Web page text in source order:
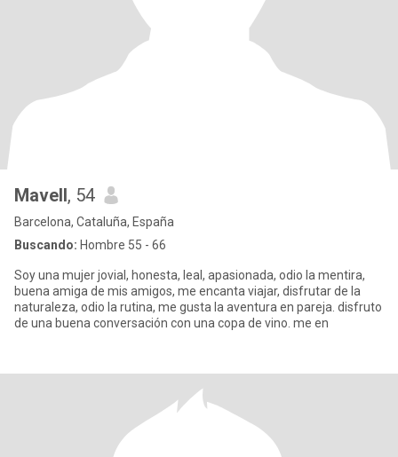
Mavell, 54
Barcelona, Cataluña, España
Buscando: Hombre 55 - 66
Soy una mujer jovial, honesta, leal, apasionada, odio la mentira,
buena amiga de mis amigos, me encanta viajar, disfrutar de la
naturaleza, odio la rutina, me gusta la aventura en pareja. disfruto
de una buena conversación con una copa de vino. me en